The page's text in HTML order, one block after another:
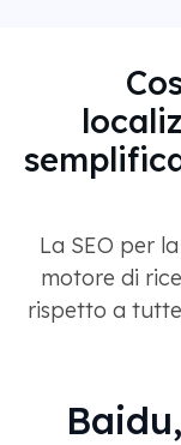
La SEO per
motore di
rispetto a